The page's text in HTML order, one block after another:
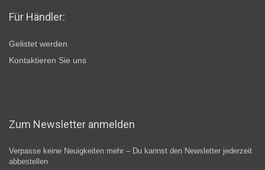
Für Händler:
Gelistet werden
Kontaktieren Sie uns
Zum Newsletter anmelden
Verpasse keine Neuigkeiten mehr – Du kannst den Newsletter jederzeit
abbestellen